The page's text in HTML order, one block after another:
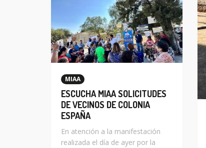
MIAA
ESCUCHA MIAA SOLICITUDES
DE VECINOS DE COLONIA
ESPAÑA
En atención a la manifestación
realizada el día de ayer por la